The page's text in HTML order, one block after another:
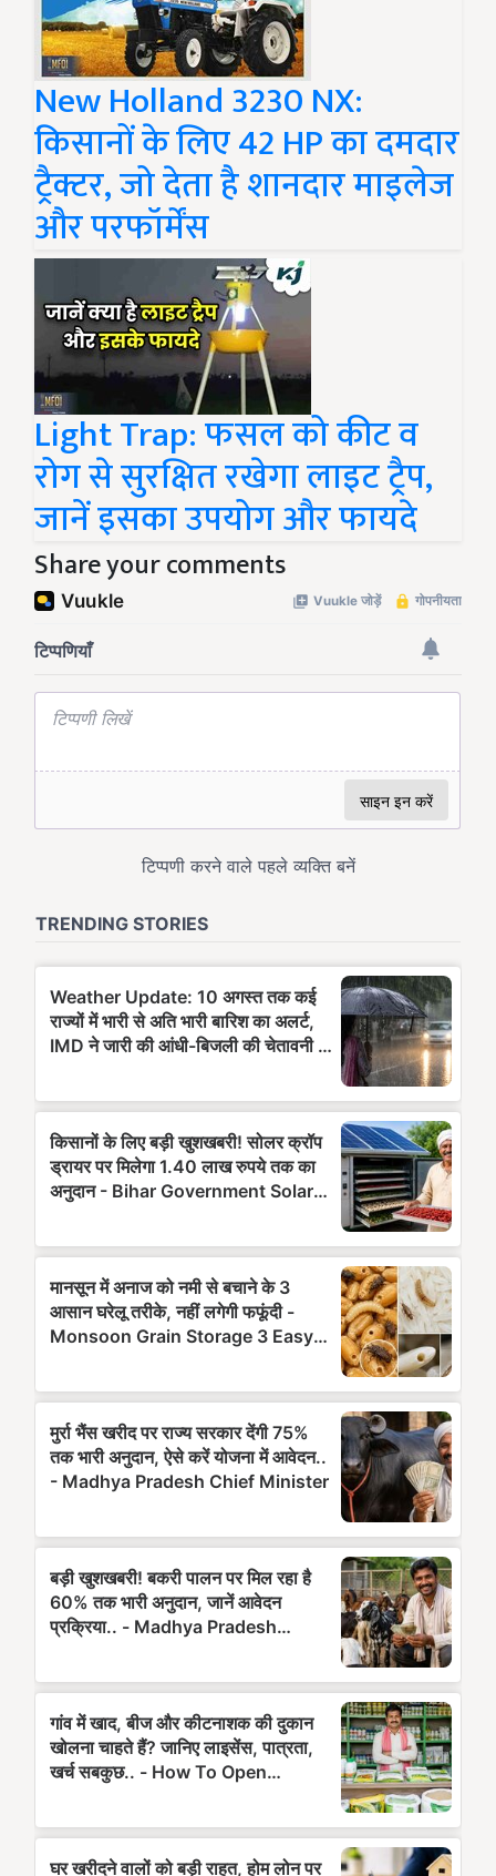
New Holland 3230 NX:
किसानों के लिए 42 HP का दमदार
ट्रैक्टर, जो देता है शानदार माइलेज
और परफॉर्मेंस
Light Trap: फसल को कीट व
रोग से सुरक्षित रखेगा लाइट ट्रैप,
जानें इसका उपयोग और फायदे
Share your comments